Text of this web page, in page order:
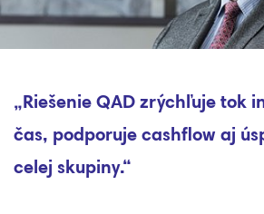
„Riešenie QAD zrýchľuje tok
čas, podporuje cashflow aj
celej skupiny.“